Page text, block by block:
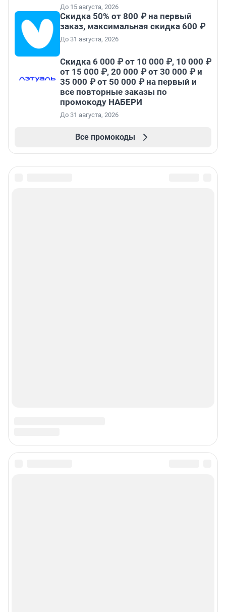
До 15 августа, 2026
Скидка 50% от 800 ₽ на первый
заказ, максимальная скидка 600 ₽
До 31 августа, 2026
Скидка 6 000 ₽ от 10 000 ₽, 10 000 ₽
от 15 000 ₽, 20 000 ₽ от 30 000 ₽ и
35 000 ₽ от 50 000 ₽ на первый и
все повторные заказы по
промокоду НАБЕРИ
До 31 августа, 2026
Все промокоды